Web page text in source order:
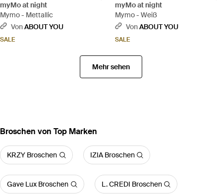
myMo at night
Mymo - Mettallic
VonABOUT YOU
SALE
myMo at night
Mymo - Weiß
VonABOUT YOU
SALE
Mehr sehen
Broschen von Top Marken
KRZY Broschen IZIA Broschen
Gave Lux Broschen L. CREDI Broschen